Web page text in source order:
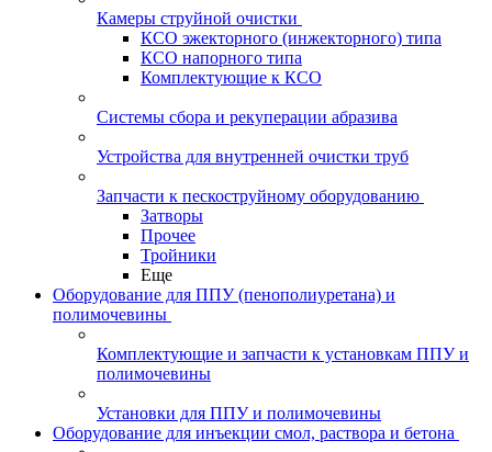
Камеры струйной очистки
КСО эжекторного (инжекторного) типа
КСО напорного типа
Комплектующие к КСО
Системы сбора и рекуперации абразива
Устройства для внутренней очистки труб
Запчасти к пескоструйному оборудованию
Затворы
Прочее
Тройники
Еще
Оборудование для ППУ (пенополиуретана) и
полимочевины
Комплектующие и запчасти к установкам ППУ и
полимочевины
Установки для ППУ и полимочевины
Оборудование для инъекции смол, раствора и бетона